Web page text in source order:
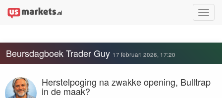
Toggle
Beursdagboek Trader Guy 17 februari 2026, 17:20
Herstelpoging na zwakke opening, Bulltrap
in de maak?